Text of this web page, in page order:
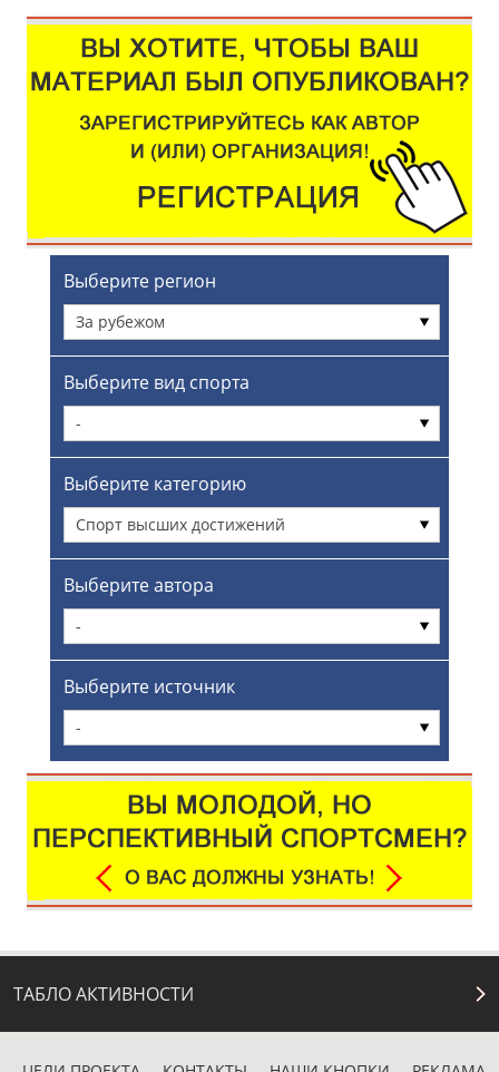
Выберите регион
За рубежом
Выберите вид спорта
-
Выберите категорию
Спорт высших достижений
Выберите автора
-
Выберите источник
-
ТАБЛО АКТИВНОСТИ